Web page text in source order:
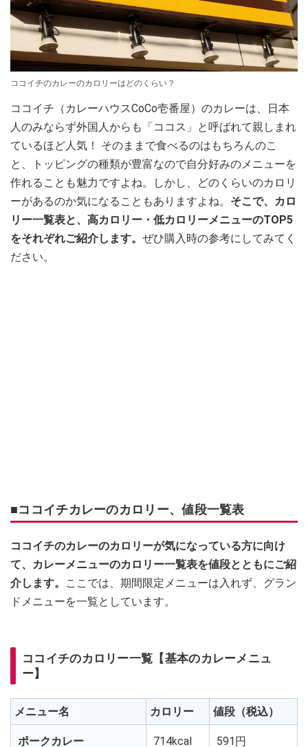
ココイチのカレーのカロリーはどのくらい？
ココイチ（カレーハウスCoCo壱番屋）のカレーは、日本
人のみならず外国人からも「ココス」と呼ばれて親しまれ
ているほど人気！ そのままで食べるのはもちろんのこ
と、トッピングの種類が豊富なので自分好みのメニューを
作れることも魅力ですよね。しかし、どのくらいのカロリ
ーがあるのか気になることもありますよね。 そこで、カロ
リー一覧表と、高カロリー・低カロリーメニューのTOP5
をそれぞれご紹介します。 ぜひ購入時の参考にしてみてく
ださい。
■ココイチカレーのカロリー、値段一覧表
ココイチのカレーのカロリーが気になっている方に向け
て、カレーメニューのカロリー一覧表を値段とともにご紹
介します。
ここでは、期間限定メニューは入れず、グラン
ドメニューを一覧としています。
ココイチのカロリー一覧【基本のカレーメニュ
ー】
メニュー名 カロリー 値段（税込）
ポークカレー 714kcal 591円